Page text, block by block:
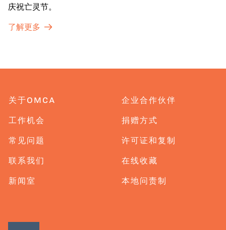
庆祝亡灵节。
了解更多
关于OMCA
工作机会
常见问题
联系我们
新闻室
企业合作伙伴
捐赠方式
许可证和复制
在线收藏
本地问责制